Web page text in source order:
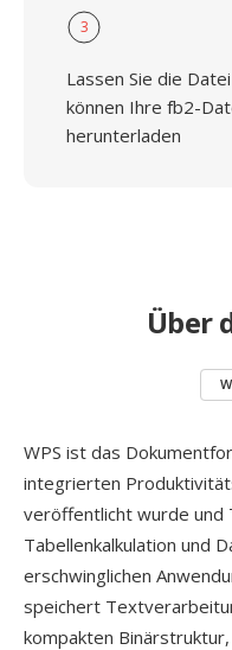
3
Lassen Sie die
können Ihre fb2-
herunterladen
Über
WPS ist das
integrierten
veröffentlicht wurde und
Tabellenkalkulation und
erschwinglichen
speichert
kompakten